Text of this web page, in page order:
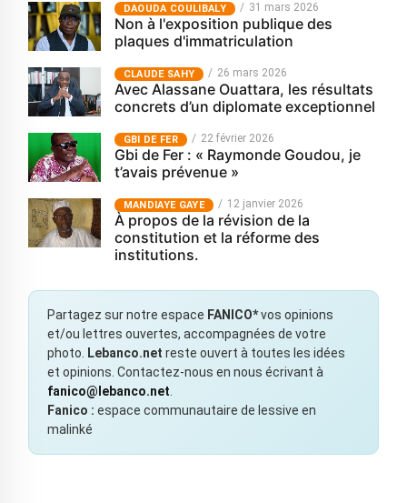
‎DAOUDA COULIBALY 31 mars 2026
Non à l'exposition publique des
plaques d'immatriculation
CLAUDE SAHY 26 mars 2026
Avec Alassane Ouattara, les résultats
concrets d’un diplomate exceptionnel
GBI DE FER 22 février 2026
Gbi de Fer : « Raymonde Goudou, je
t’avais prévenue »
MANDIAYE GAYE 12 janvier 2026
À propos de la révision de la
constitution et la réforme des
institutions.
Partagez sur notre espace FANICO*vos opinions
et/ou lettres ouvertes, accompagnées de votre
photo. Lebanco.net reste ouvert à toutes les idées
et opinions. Contactez-nous en nous écrivant à
fanico@lebanco.net.
Fanico : espace communautaire de lessive en
malinké